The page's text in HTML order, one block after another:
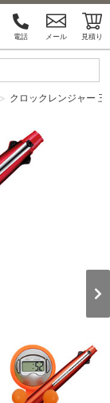
電話 メール 見積り
クロックレンジャー